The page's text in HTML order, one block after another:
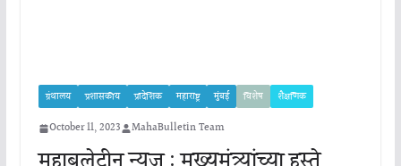
ग्रंथालय प्रशासकीय प्रादेशिक महाराष्ट्र मुंबई विशेष शैक्षणिक
October 11, 2023 MahaBulletin Team